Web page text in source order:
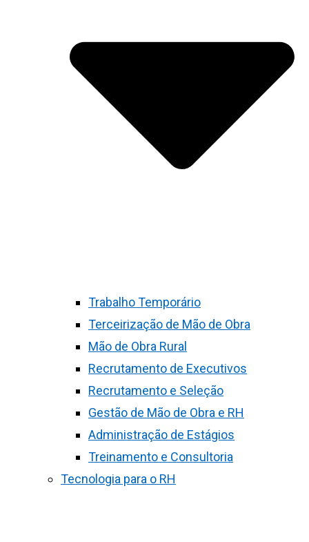
Trabalho Temporário
Terceirização de Mão de Obra
Mão de Obra Rural
Recrutamento de Executivos
Recrutamento e Seleção
Gestão de Mão de Obra e RH
Administração de Estágios
Treinamento e Consultoria
Tecnologia para o RH